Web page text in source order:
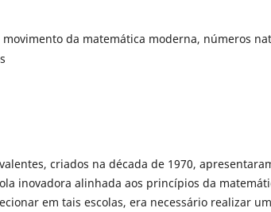
movimento da matemática moderna, números
criados na década de 1970,
inovadora alinhada aos princípios da
em tais escolas, era necessário realizar